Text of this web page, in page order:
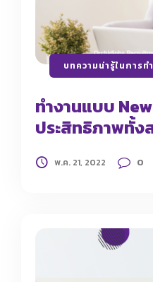
บทความน่ารู้ในการท
ทำงานแบบ
ประสิทธิภาพทั้ง
พ.ค. 21, 2022 0